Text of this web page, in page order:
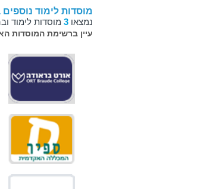
מוסדות לימוד
נמצאו 3 מוסדות לימוד
עיין ברשימת המוסדות